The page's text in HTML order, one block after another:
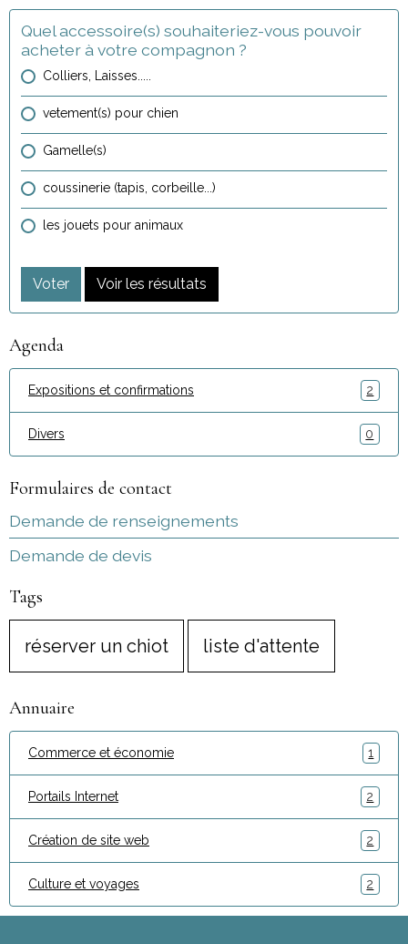
Quel accessoire(s) souhaiteriez-vous pouvoir
acheter à votre compagnon ?
Colliers, Laisses.....
vetement(s) pour chien
Gamelle(s)
coussinerie (tapis, corbeille...)
les jouets pour animaux
Voter Voir les résultats
Agenda
Expositions et confirmations 2
Divers 0
Formulaires de contact
Demande de renseignements
Demande de devis
Tags
réserver un chiot liste d'attente
Annuaire
Commerce et économie 1
Portails Internet 2
Création de site web 2
Culture et voyages 2